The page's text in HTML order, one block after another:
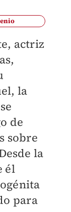
actriz
la
de
sobre
la
él
para